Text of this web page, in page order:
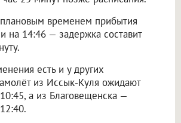
временем прибытия
на 14:46 — задержка составит
есть и у других
из Иссык-Куля ожидают
а из Благовещенска —